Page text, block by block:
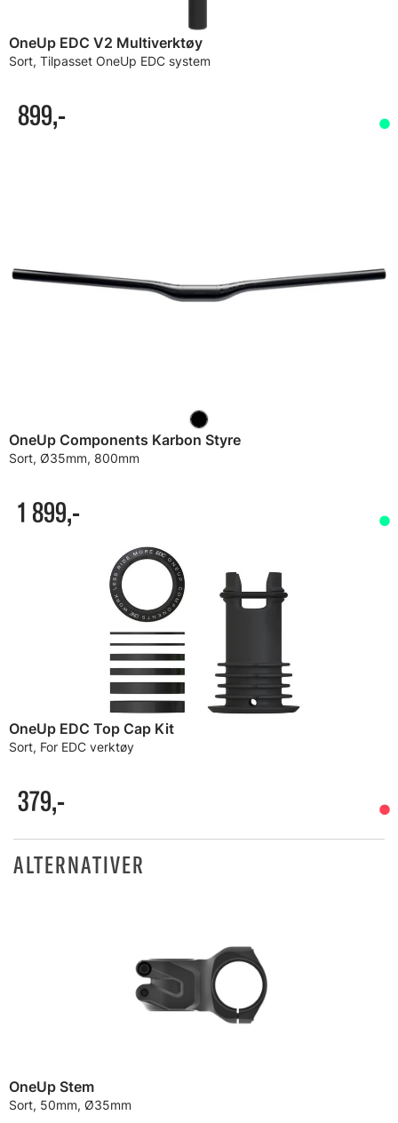
OneUp EDC V2 Multiverktøy
Sort, Tilpasset OneUp EDC system
899,-
OneUp Components Karbon Styre
Sort, Ø35mm, 800mm
1 899,-
OneUp EDC Top Cap Kit
Sort, For EDC verktøy
379,-
ALTERNATIVER
OneUp Stem
Sort, 50mm, Ø35mm